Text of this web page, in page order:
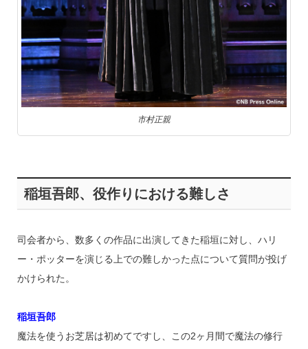
市村正親
稲垣吾郎、役作りにおける難しさ
司会者から、数多くの作品に出演してきた稲垣に対し、ハリ
ー・ポッターを演じる上での難しかった点について質問が投げ
かけられた。
稲垣吾郎
魔法を使うお芝居は初めてですし、この2ヶ月間で魔法の修行